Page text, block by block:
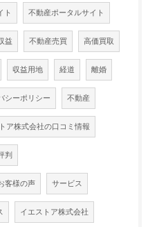
ト 不動産ポータルサイト
益 不動産売買 高価買取
収益用地 経道 離婚
シーポリシー 不動産
ア株式会社の口コミ情報
判
客様の声 サービス
イエストア株式会社